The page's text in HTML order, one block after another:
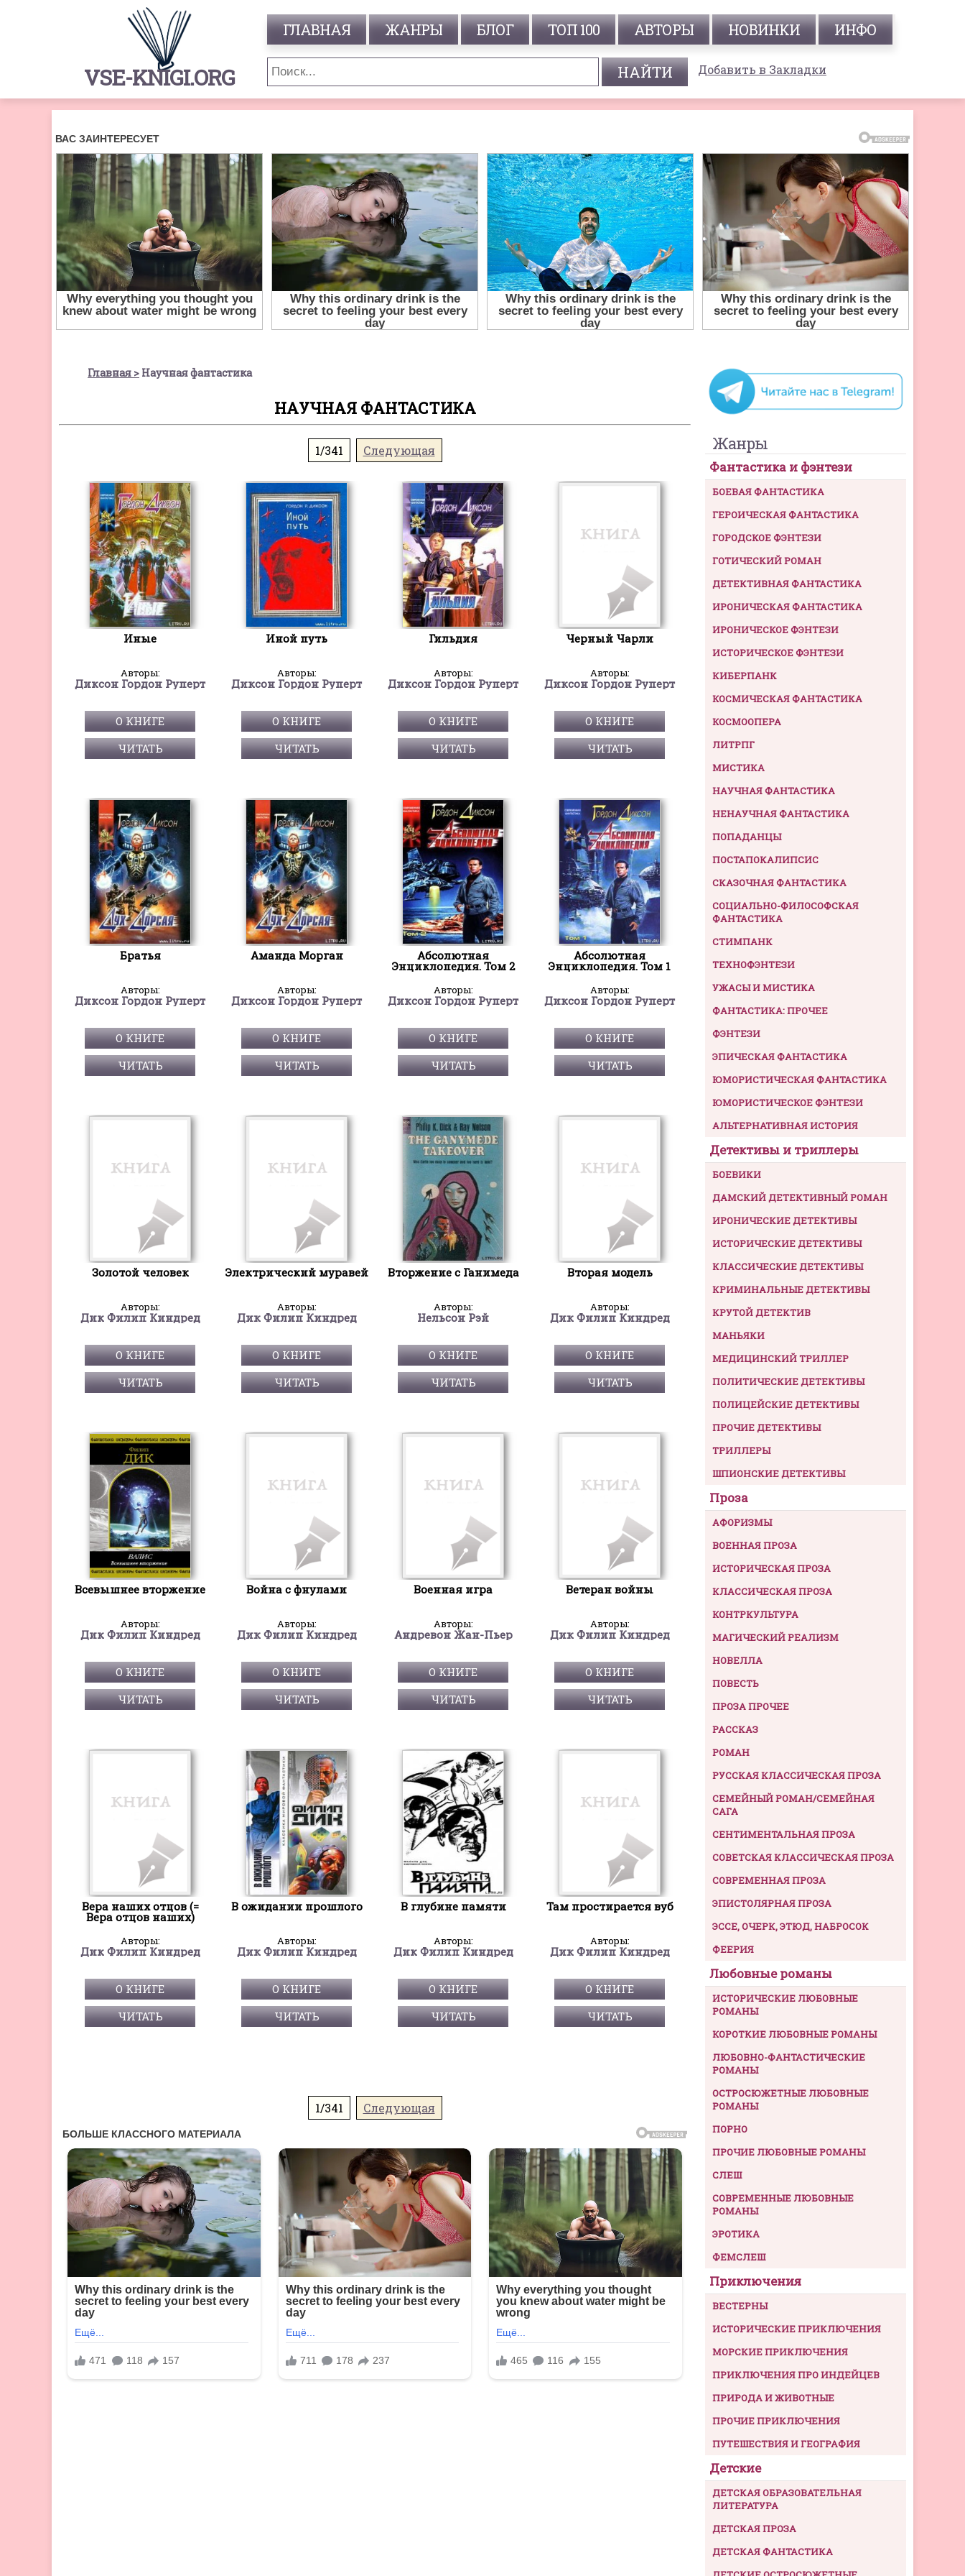
VSE-KNIGI.ORG
ГЛАВНАЯ ЖАНРЫ БЛОГ ТОП 100 АВТОРЫ НОВИНКИ ИНФО
Добавить в Закладки
Главная Научная фантастика
НАУЧНАЯ ФАНТАСТИКА
1/341 Следующая
Иные
Авторы:
Диксон Гордон Руперт
О КНИГЕ
ЧИТАТЬ
Иной путь
Авторы:
Диксон Гордон Руперт
О КНИГЕ
ЧИТАТЬ
Гильдия
Авторы:
Диксон Гордон Руперт
О КНИГЕ
ЧИТАТЬ
Черный Чарли
Авторы:
Диксон Гордон Руперт
О КНИГЕ
ЧИТАТЬ
Братья
Авторы:
Диксон Гордон Руперт
О КНИГЕ
ЧИТАТЬ
Аманда Морган
Авторы:
Диксон Гордон Руперт
О КНИГЕ
ЧИТАТЬ
Абсолютная
Энциклопедия. Том 2
Авторы:
Диксон Гордон Руперт
О КНИГЕ
ЧИТАТЬ
Абсолютная
Энциклопедия. Том 1
Авторы:
Диксон Гордон Руперт
О КНИГЕ
ЧИТАТЬ
Золотой человек
Авторы:
Дик Филип Киндред
О КНИГЕ
ЧИТАТЬ
Электрический муравей
Авторы:
Дик Филип Киндред
О КНИГЕ
ЧИТАТЬ
Вторжение с Ганимеда
Авторы:
Нельсон Рэй
О КНИГЕ
ЧИТАТЬ
Вторая модель
Авторы:
Дик Филип Киндред
О КНИГЕ
ЧИТАТЬ
Всевышнее вторжение
Авторы:
Дик Филип Киндред
О КНИГЕ
ЧИТАТЬ
Война с фнулами
Авторы:
Дик Филип Киндред
О КНИГЕ
ЧИТАТЬ
Военная игра
Авторы:
Андревон Жан-Пьер
О КНИГЕ
ЧИТАТЬ
Ветеран войны
Авторы:
Дик Филип Киндред
О КНИГЕ
ЧИТАТЬ
Вера наших отцов (=
Вера отцов наших)
Авторы:
Дик Филип Киндред
О КНИГЕ
ЧИТАТЬ
В ожидании прошлого
Авторы:
Дик Филип Киндред
О КНИГЕ
ЧИТАТЬ
В глубине памяти
Авторы:
Дик Филип Киндред
О КНИГЕ
ЧИТАТЬ
Там простирается вуб
Авторы:
Дик Филип Киндред
О КНИГЕ
ЧИТАТЬ
1/341 Следующая
Жанры
Фантастика и фэнтези
БОЕВАЯ ФАНТАСТИКА
ГЕРОИЧЕСКАЯ ФАНТАСТИКА
ГОРОДСКОЕ ФЭНТЕЗИ
ГОТИЧЕСКИЙ РОМАН
ДЕТЕКТИВНАЯ ФАНТАСТИКА
ИРОНИЧЕСКАЯ ФАНТАСТИКА
ИРОНИЧЕСКОЕ ФЭНТЕЗИ
ИСТОРИЧЕСКОЕ ФЭНТЕЗИ
КИБЕРПАНК
КОСМИЧЕСКАЯ ФАНТАСТИКА
КОСМООПЕРА
ЛИТРПГ
МИСТИКА
НАУЧНАЯ ФАНТАСТИКА
НЕНАУЧНАЯ ФАНТАСТИКА
ПОПАДАНЦЫ
ПОСТАПОКАЛИПСИС
СКАЗОЧНАЯ ФАНТАСТИКА
СОЦИАЛЬНО-ФИЛОСОФСКАЯ
ФАНТАСТИКА
СТИМПАНК
ТЕХНОФЭНТЕЗИ
УЖАСЫ И МИСТИКА
ФАНТАСТИКА: ПРОЧЕЕ
ФЭНТЕЗИ
ЭПИЧЕСКАЯ ФАНТАСТИКА
ЮМОРИСТИЧЕСКАЯ ФАНТАСТИКА
ЮМОРИСТИЧЕСКОЕ ФЭНТЕЗИ
АЛЬТЕРНАТИВНАЯ ИСТОРИЯ
Детективы и триллеры
БОЕВИКИ
ДАМСКИЙ ДЕТЕКТИВНЫЙ РОМАН
ИРОНИЧЕСКИЕ ДЕТЕКТИВЫ
ИСТОРИЧЕСКИЕ ДЕТЕКТИВЫ
КЛАССИЧЕСКИЕ ДЕТЕКТИВЫ
КРИМИНАЛЬНЫЕ ДЕТЕКТИВЫ
КРУТОЙ ДЕТЕКТИВ
МАНЬЯКИ
МЕДИЦИНСКИЙ ТРИЛЛЕР
ПОЛИТИЧЕСКИЕ ДЕТЕКТИВЫ
ПОЛИЦЕЙСКИЕ ДЕТЕКТИВЫ
ПРОЧИЕ ДЕТЕКТИВЫ
ТРИЛЛЕРЫ
ШПИОНСКИЕ ДЕТЕКТИВЫ
Проза
АФОРИЗМЫ
ВОЕННАЯ ПРОЗА
ИСТОРИЧЕСКАЯ ПРОЗА
КЛАССИЧЕСКАЯ ПРОЗА
КОНТРКУЛЬТУРА
МАГИЧЕСКИЙ РЕАЛИЗМ
НОВЕЛЛА
ПОВЕСТЬ
ПРОЗА ПРОЧЕЕ
РАССКАЗ
РОМАН
РУССКАЯ КЛАССИЧЕСКАЯ ПРОЗА
СЕМЕЙНЫЙ РОМАН/СЕМЕЙНАЯ
САГА
СЕНТИМЕНТАЛЬНАЯ ПРОЗА
СОВЕТСКАЯ КЛАССИЧЕСКАЯ ПРОЗА
СОВРЕМЕННАЯ ПРОЗА
ЭПИСТОЛЯРНАЯ ПРОЗА
ЭССЕ, ОЧЕРК, ЭТЮД, НАБРОСОК
ФЕЕРИЯ
Любовные романы
ИСТОРИЧЕСКИЕ ЛЮБОВНЫЕ
РОМАНЫ
КОРОТКИЕ ЛЮБОВНЫЕ РОМАНЫ
ЛЮБОВНО-ФАНТАСТИЧЕСКИЕ
РОМАНЫ
ОСТРОСЮЖЕТНЫЕ ЛЮБОВНЫЕ
РОМАНЫ
ПОРНО
ПРОЧИЕ ЛЮБОВНЫЕ РОМАНЫ
СЛЕШ
СОВРЕМЕННЫЕ ЛЮБОВНЫЕ
РОМАНЫ
ЭРОТИКА
ФЕМСЛЕШ
Приключения
ВЕСТЕРНЫ
ИСТОРИЧЕСКИЕ ПРИКЛЮЧЕНИЯ
МОРСКИЕ ПРИКЛЮЧЕНИЯ
ПРИКЛЮЧЕНИЯ ПРО ИНДЕЙЦЕВ
ПРИРОДА И ЖИВОТНЫЕ
ПРОЧИЕ ПРИКЛЮЧЕНИЯ
ПУТЕШЕСТВИЯ И ГЕОГРАФИЯ
Детские
ДЕТСКАЯ ОБРАЗОВАТЕЛЬНАЯ
ЛИТЕРАТУРА
ДЕТСКАЯ ПРОЗА
ДЕТСКАЯ ФАНТАСТИКА